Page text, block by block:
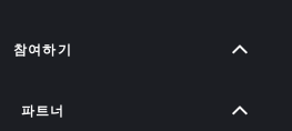
참여하기
파트너